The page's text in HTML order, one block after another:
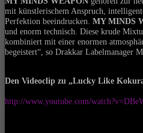
mit künstlerischem Anspruch,
Perfektion beeindrucken. MY MINDS
und enorm technisch. Diese krude
kombiniert mit einer enormen
begeistert“, so Drakkar Labelmanager
Den Videoclip zu „Lucky Like
http://www.youtube.com/